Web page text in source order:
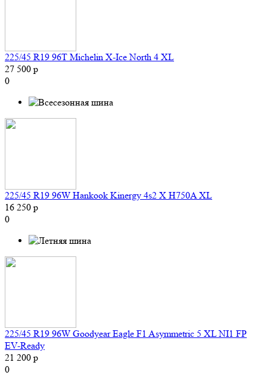
225/45 R19 96T Michelin X-Ice North 4 XL
27 500 р
0
225/45 R19 96W Hankook Kinergy 4s2 X H750A XL
16 250 р
0
225/45 R19 96W Goodyear Eagle F1 Asymmetric 5 XL NI1 FP
EV-Ready
21 200 р
0